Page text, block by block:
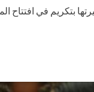
بتكريم في افتتاح